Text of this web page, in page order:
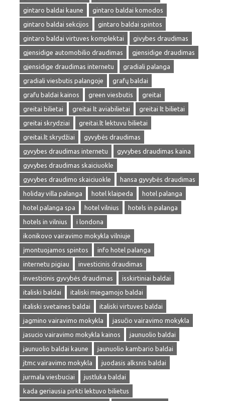
gintaro baldai kaune
gintaro baldai komodos
gintaro baldai sekcijos
gintaro baldai spintos
gintaro baldai virtuves komplektai
givybes draudimas
gjensidige automobilio draudimas
gjensidige draudimas
gjensidige draudimas internetu
gradiali palanga
gradiali viesbutis palangoje
grafų baldai
grafu baldai kainos
green viesbutis
greitai
greitai bilietai
greitai lt aviabilietai
greitai lt bilietai
greitai skrydziai
greitai.lt lektuvu bilietai
greitai.lt skrydžiai
gyvybės draudimas
gyvybes draudimas internetu
gyvybes draudimas kaina
gyvybes draudimas skaiciuokle
gyvybes draudimo skaiciuokle
hansa gyvybės draudimas
holiday villa palanga
hotel klaipeda
hotel palanga
hotel palanga spa
hotel vilnius
hotels in palanga
hotels in vilnius
i londona
ikonikovo vairavimo mokykla vilniuje
įmontuojamos spintos
info hotel palanga
internetu pigiau
investicinis draudimas
investicinis gyvybės draudimas
isskirtiniai baldai
italiski baldai
italiski miegamojo baldai
italiski svetaines baldai
italiski virtuves baldai
jagmino vairavimo mokykla
jasučio vairavimo mokykla
jasucio vairavimo mokykla kainos
jaunuolio baldai
jaunuolio baldai kaune
jaunuolio kambario baldai
jtmc vairavimo mokykla
juodasis alksnis baldai
jurmala viesbuciai
justluka baldai
kada geriausia pirkti lektuvo bilietus